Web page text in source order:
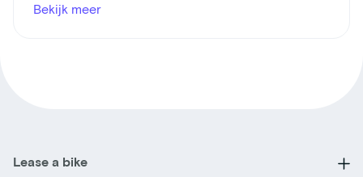
Bekijk meer
Lease a bike